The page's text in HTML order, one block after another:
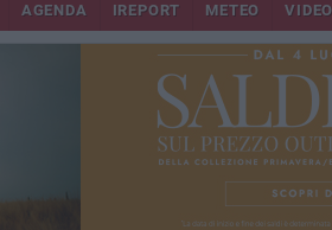
AGENDA IREPORT METEO VIDEO